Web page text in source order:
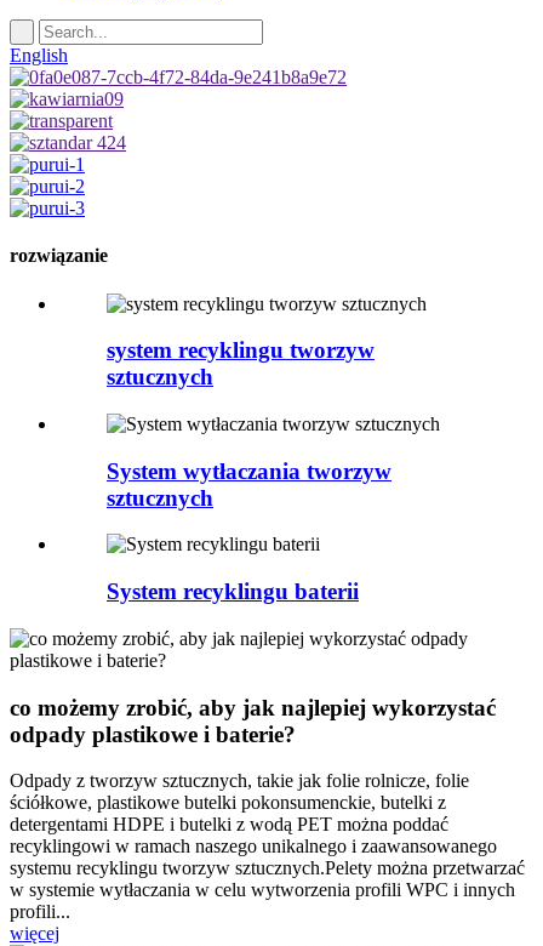
English
rozwiązanie
system recyklingu tworzyw
sztucznych
System wytłaczania tworzyw
sztucznych
System recyklingu baterii
co możemy zrobić, aby jak najlepiej wykorzystać
odpady plastikowe i baterie?
Odpady z tworzyw sztucznych, takie jak folie rolnicze, folie
ściółkowe, plastikowe butelki pokonsumenckie, butelki z
detergentami HDPE i butelki z wodą PET można poddać
recyklingowi w ramach naszego unikalnego i zaawansowanego
systemu recyklingu tworzyw sztucznych.Pelety można przetwarzać
w systemie wytłaczania w celu wytworzenia profili WPC i innych
profili...
więcej